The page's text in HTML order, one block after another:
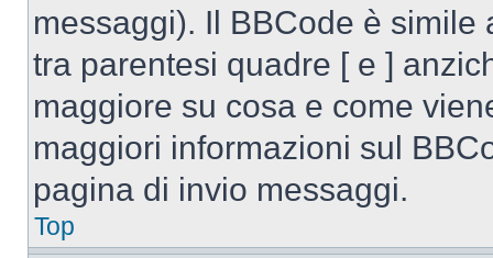
messaggi). Il BBCode è simile
tra parentesi quadre [ e ]
maggiore su cosa e come
maggiori informazioni sul
pagina di invio messaggi.
Top